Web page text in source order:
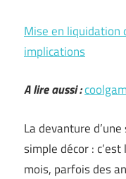
Mise en liquidation
implications
A lire aussi :
La devanture
simple décor :
mois, parfois des